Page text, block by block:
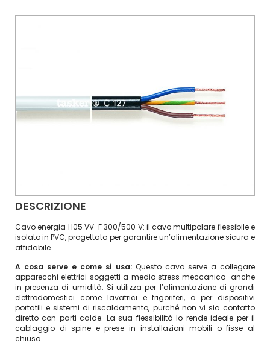
DESCRIZIONE
Cavo energia H05 VV-F 300/500 V: il cavo multipolare flessibile e
isolato in PVC, progettato per garantire un’alimentazione sicura e
affidabile.
A cosa serve e come si usa:Questo cavo serve a collegare
apparecchi elettrici soggetti a medio stress meccanico anche
in presenza di umidità. Si utilizza per l’alimentazione di grandi
elettrodomestici come lavatrici e frigoriferi, o per dispositivi
portatili e sistemi di riscaldamento, purché non vi sia contatto
diretto con parti calde. La sua flessibilità lo rende ideale per il
cablaggio di spine e prese in installazioni mobili o fisse al
chiuso.